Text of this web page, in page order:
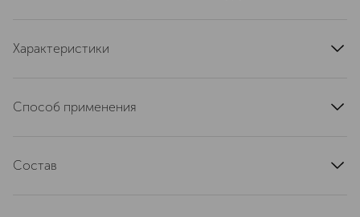
Характеристики
область применения
артикул
D215254031
Способ применения
Состав